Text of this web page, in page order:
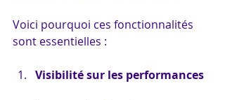
Voici pourquoi ces fonctionnalités
sont essentielles :
Visibilité sur les performances